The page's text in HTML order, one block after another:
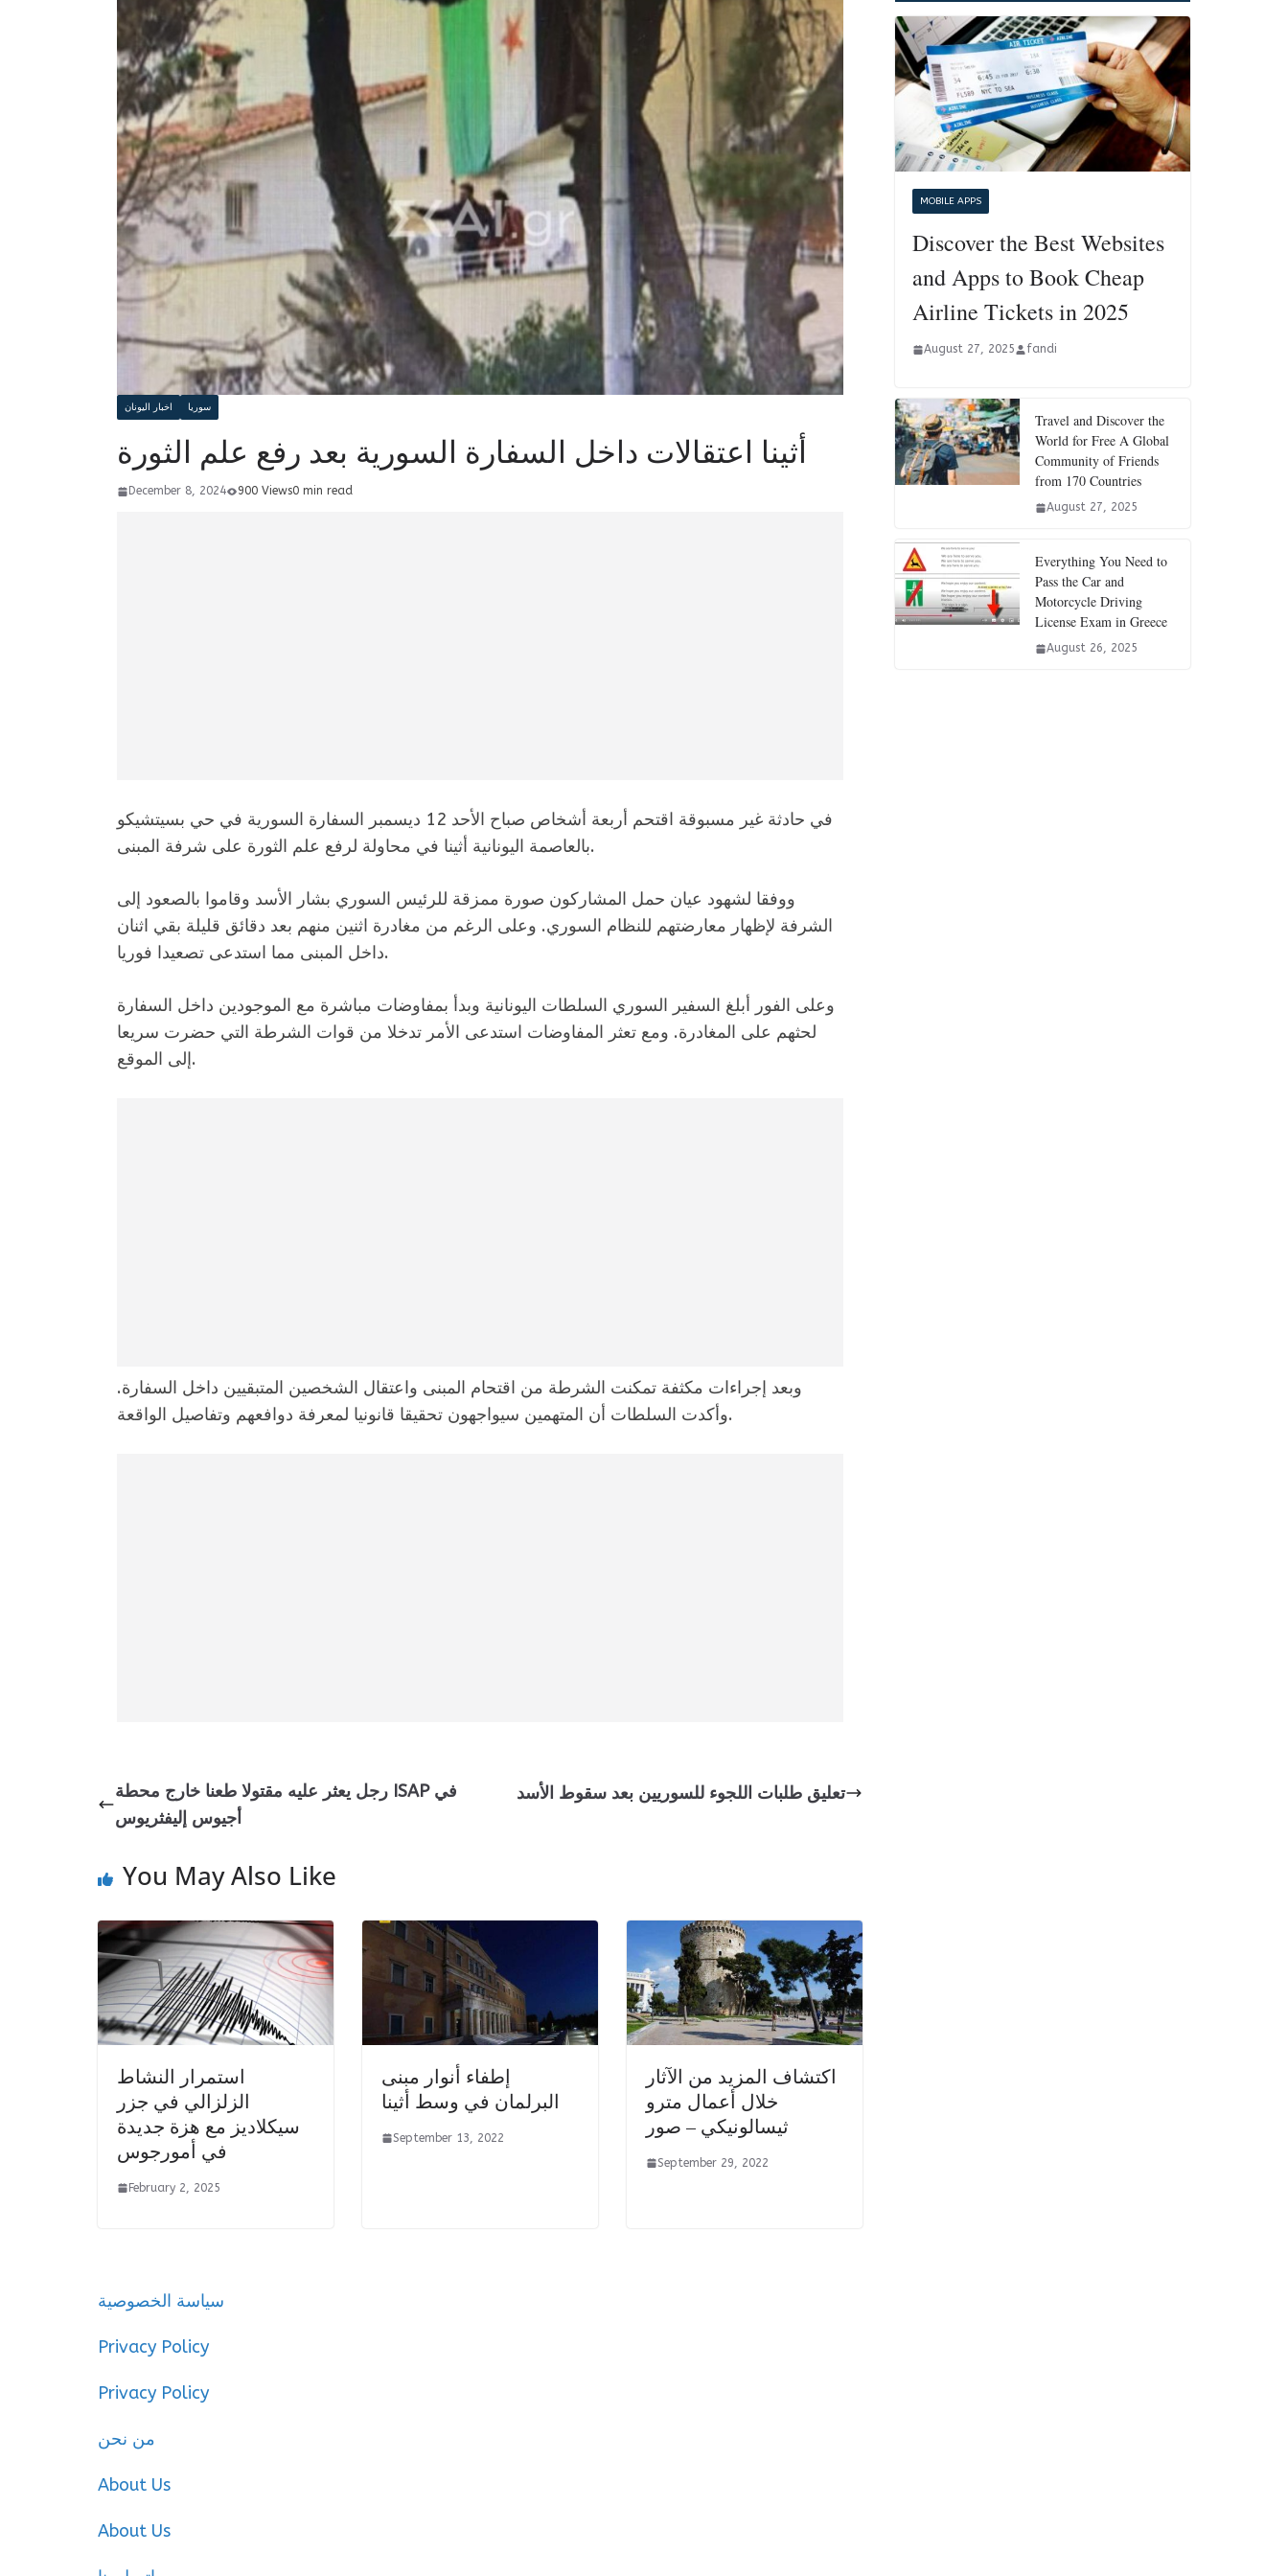
اخبار اليونان سوريا
أثينا اعتقالات داخل السفارة السورية بعد رفع علم الثورة
December 8, 2024 900 Views0 min read
في حادثة غير مسبوقة اقتحم أربعة أشخاص صباح الأحد 12 ديسمبر السفارة السورية في حي بسيتشيكو
بالعاصمة اليونانية أثينا في محاولة لرفع علم الثورة على شرفة المبنى.
ووفقا لشهود عيان حمل المشاركون صورة ممزقة للرئيس السوري بشار الأسد وقاموا بالصعود إلى
الشرفة لإظهار معارضتهم للنظام السوري. وعلى الرغم من مغادرة اثنين منهم بعد دقائق قليلة بقي اثنان
داخل المبنى مما استدعى تصعيدا فوريا.
وعلى الفور أبلغ السفير السوري السلطات اليونانية وبدأ بمفاوضات مباشرة مع الموجودين داخل السفارة
لحثهم على المغادرة. ومع تعثر المفاوضات استدعى الأمر تدخلا من قوات الشرطة التي حضرت سريعا
إلى الموقع.
وبعد إجراءات مكثفة تمكنت الشرطة من اقتحام المبنى واعتقال الشخصين المتبقيين داخل السفارة.
وأكدت السلطات أن المتهمين سيواجهون تحقيقا قانونيا لمعرفة دوافعهم وتفاصيل الواقعة.
رجل يعثر عليه مقتولا طعنا خارج محطة ISAP في
أجيوس إليفثريوس
تعليق طلبات اللجوء للسوريين بعد سقوط الأسد
You May Also Like
استمرار النشاط
الزلزالي في جزر
سيكلاديز مع هزة جديدة
في أمورجوس
February 2, 2025
إطفاء أنوار مبنى
البرلمان في وسط أثينا
September 13, 2022
اكتشاف المزيد من الآثار
خلال أعمال مترو
ثيسالونيكي – صور
September 29, 2022
MOBILE APPS
Discover the Best Websites
and Apps to Book Cheap
Airline Tickets in 2025
August 27, 2025 fandi
Travel and Discover the
World for Free A Global
Community of Friends
from 170 Countries
August 27, 2025
Everything You Need to
Pass the Car and
Motorcycle Driving
License Exam in Greece
August 26, 2025
سياسة الخصوصية
Privacy Policy
Privacy Policy
من نحن
About Us
About Us